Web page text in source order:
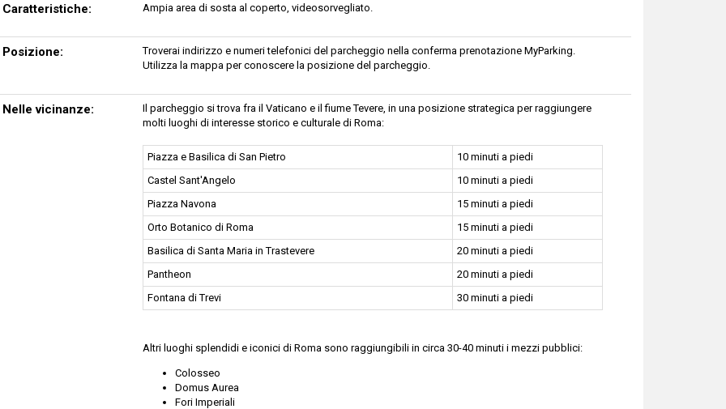
Caratteristiche: Ampia area di sosta al coperto, videosorvegliato.
Posizione:
Troverai indirizzo e numeri telefonici del parcheggio nella conferma prenotazione MyParking.
Utilizza la mappa per conoscere la posizione del parcheggio.
Nelle vicinanze:
Il parcheggio si trova fra il Vaticano e il fiume Tevere, in una posizione strategica per raggiungere
molti luoghi di interesse storico e culturale di Roma:
Piazza e Basilica di San Pietro
10 minuti a piedi
Castel Sant'Angelo
10 minuti a piedi
Piazza Navona
15 minuti a piedi
Orto Botanico di Roma
15 minuti a piedi
Basilica di Santa Maria in Trastevere
20 minuti a piedi
Pantheon
20 minuti a piedi
Fontana di Trevi
30 minuti a piedi
Altri luoghi splendidi e iconici di Roma sono raggiungibili in circa 30-40 minuti i mezzi pubblici:
Colosseo
Domus Aurea
Fori Imperiali